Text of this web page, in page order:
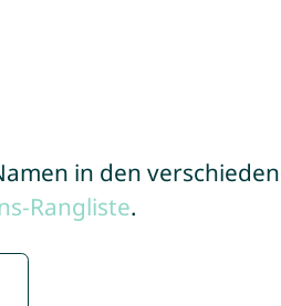
in den
Rangliste.